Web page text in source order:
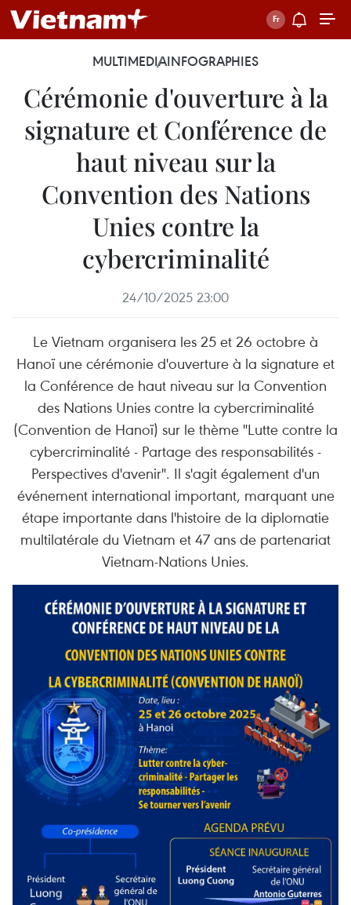
MULTIMEDIAINFOGRAPHIES
Cérémonie d'ouverture à la
signature et Conférence de
haut niveau sur la
Convention des Nations
Unies contre la
cybercriminalité
24/10/2025 23:00
Le Vietnam organisera les 25 et 26 octobre à
Hanoï une cérémonie d'ouverture à la signature et
la Conférence de haut niveau sur la Convention
des Nations Unies contre la cybercriminalité
(Convention de Hanoï) sur le thème "Lutte contre la
cybercriminalité - Partage des responsabilités -
Perspectives d'avenir". Il s'agit également d'un
événement international important, marquant une
étape importante dans l'histoire de la diplomatie
multilatérale du Vietnam et 47 ans de partenariat
Vietnam-Nations Unies.